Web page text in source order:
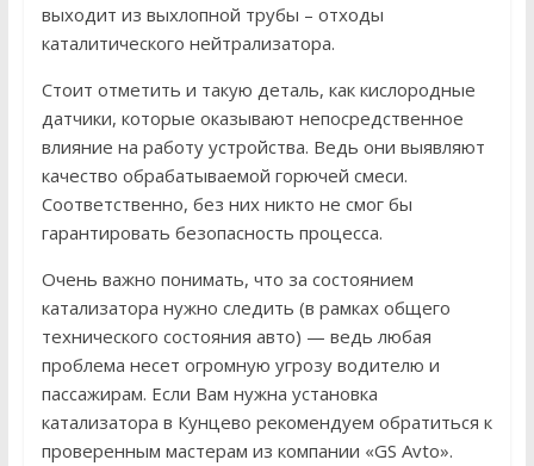
выходит из выхлопной трубы – отходы
каталитического нейтрализатора.
Стоит отметить и такую деталь, как кислородные
датчики, которые оказывают непосредственное
влияние на работу устройства. Ведь они выявляют
качество обрабатываемой горючей смеси.
Соответственно, без них никто не смог бы
гарантировать безопасность процесса.
Очень важно понимать, что за состоянием
катализатора нужно следить (в рамках общего
технического состояния авто) — ведь любая
проблема несет огромную угрозу водителю и
пассажирам. Если Вам нужна установка
катализатора в Кунцево рекомендуем обратиться к
проверенным мастерам из компании «GS Avto».